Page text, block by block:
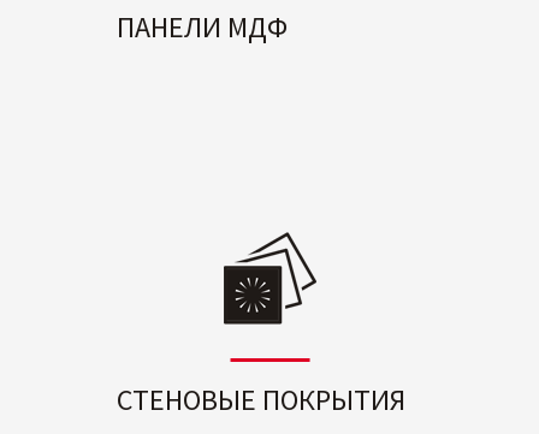
ПАНЕЛИ МДФ
СТЕНОВЫЕ ПОКРЫТИЯ